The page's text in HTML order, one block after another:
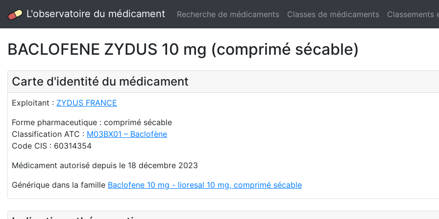
L'observatoire du médicament Recherche de médicaments Classes de médicaments Classements
BACLOFENE ZYDUS 10 mg (comprimé sécable)
Carte d'identité du médicament
Exploitant : ZYDUS FRANCE
Forme pharmaceutique : comprimé sécable
Classification ATC : M03BX01 – Baclofène
Code CIS : 60314354
Médicament autorisé depuis le 18 décembre 2023
Générique dans la famille Baclofene 10 mg - lioresal 10 mg, comprimé sécable